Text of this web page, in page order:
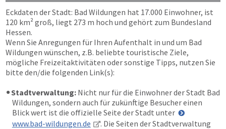
Eckdaten der Stadt: Bad Wildungen hat 17.000 Einwohner, ist
120 km² groß, liegt 273 m hoch und gehört zum Bundesland
Hessen.
Wenn Sie Anregungen für Ihren Aufenthalt in und um Bad
Wildungen wünschen, z.B. beliebte touristische Ziele,
mögliche Freizeitaktivitäten oder sonstige Tipps, nutzen Sie
bitte den/die folgenden Link(s):
Stadtverwaltung: Nicht nur für die Einwohner der Stadt Bad
Wildungen, sondern auch für zukünftige Besucher einen
Blick wert ist die offizielle Seite der Stadt unter
www.bad-wildungen.de
. Die Seiten der Stadtverwaltung